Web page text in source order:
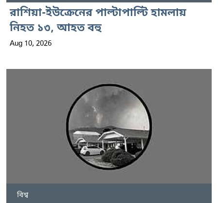
রাশিয়া-ইউক্রেনের পাল্টাপাল্টি হামলায়
নিহত ১৩, আহত বহু
Aug 10, 2026
বিশ্ব